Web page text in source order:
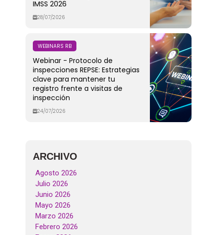
IMSS 2026
28/07/2026
WEBINARS RB
Webinar - Protocolo de
inspecciones REPSE: Estrategias
clave para mantener tu
registro frente a visitas de
inspección
24/07/2026
ARCHIVO
Agosto 2026
Julio 2026
Junio 2026
Mayo 2026
Marzo 2026
Febrero 2026